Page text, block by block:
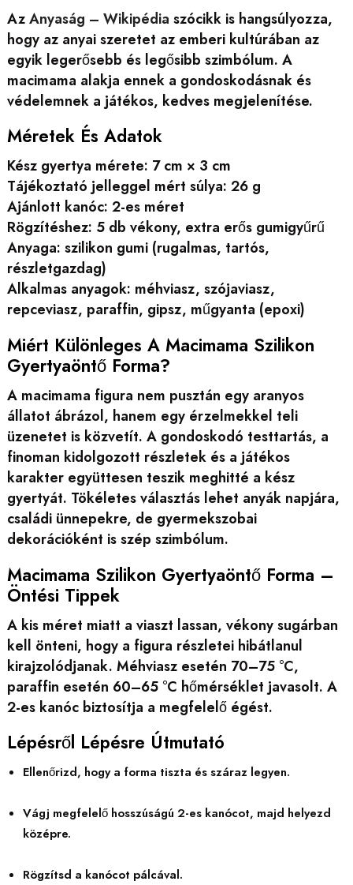
AzAnyaság – Wikipédia szócikk is hangsúlyozza,
hogy az anyai szeretet az emberi kultúrában az
egyik legerősebb és legősibb szimbólum. A
macimama alakja ennek a gondoskodásnak és
védelemnek a játékos, kedves megjelenítése.
Méretek És Adatok
Kész gyertya mérete: 7 cm × 3 cm
Tájékoztató jelleggel mért súlya: 26 g
Ajánlott kanóc: 2-es méret
Rögzítéshez: 5 db vékony, extra erős gumigyűrű
Anyaga: szilikon gumi (rugalmas, tartós,
részletgazdag)
Alkalmas anyagok: méhviasz, szójaviasz,
repceviasz, paraffin, gipsz, műgyanta (epoxi)
Miért Különleges A Macimama Szilikon
Gyertyaöntő Forma?
A macimama figura nem pusztán egy aranyos
állatot ábrázol, hanem egy érzelmekkel teli
üzenetet is közvetít. A gondoskodó testtartás, a
finoman kidolgozott részletek és a játékos
karakter együttesen teszik meghitté a kész
gyertyát. Tökéletes választás lehet anyák napjára,
családi ünnepekre, de gyermekszobai
dekorációként is szép szimbólum.
Macimama Szilikon Gyertyaöntő Forma –
Öntési Tippek
A kis méret miatt a viaszt lassan, vékony sugárban
kell önteni, hogy a figura részletei hibátlanul
kirajzolódjanak. Méhviasz esetén 70–75 °C,
paraffin esetén 60–65 °C hőmérséklet javasolt. A
2-es kanóc biztosítja a megfelelő égést.
Lépésről Lépésre Útmutató
Ellenőrizd, hogy a forma tiszta és száraz legyen.
Vágj megfelelő hosszúságú 2-es kanócot, majd helyezd
középre.
Rögzítsd a kanócot pálcával.